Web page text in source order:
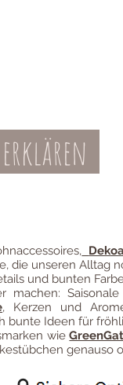
,
die unseren Alltag
und bunten
machen: Saisonale
, Kerzen und
bunte Ideen für
wie